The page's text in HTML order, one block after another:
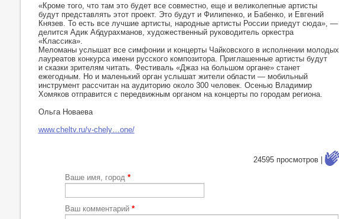
«Кроме того, что там это будет все совместно, еще и великолепные артисты
будут представлять этот проект. Это будут и Филипенко, и Бабенко, и Евгений
Князев. То есть все лучшие артисты, народные артисты России приедут сюда», —
делится Адик Абдурахманов, художественный руководитель оркестра
«Классика».
Меломаны услышат все симфонии и концерты Чайковского в исполнении молодых
лауреатов конкурса имени русского композитора. Приглашенные артисты будут
и сказки зрителям читать. Фестиваль «Джаз на большом органе» станет
ежегодным. Но и маленький орган услышат жители области — мобильный
инструмент рассчитан на аудиторию около 300 человек. Осенью Владимир
Хомяков отправится с передвижным органом на концерты по городам региона.
Ольга Новаева
www.cheltv.ru/v-chely…one/
24595 просмотров |
Ваше имя, город *
Ваш комментарий *